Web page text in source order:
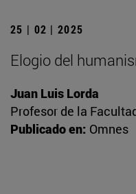
25 | 02 | 2025
Elogio del
Juan Luis Lorda
Profesor de la
Publicado en: Omnes